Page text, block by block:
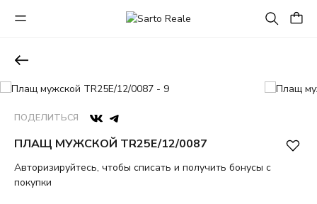
ПОДЕЛИТЬСЯ
ПЛАЩ МУЖСКОЙ TR25E/12/0087
Авторизируйтесь, чтобы списать и получить бонусы с
покупки